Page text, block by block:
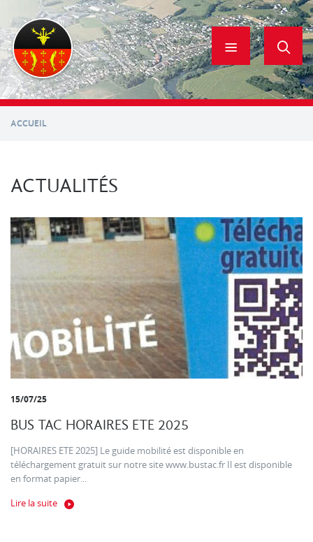
contenu
principal
ACCUEIL
ACTUALITÉS
15/07/25
BUS TAC HORAIRES ETE 2025
[HORAIRES ETE 2025] Le guide mobilité est disponible en
téléchargement gratuit sur notre site www.bustac.fr Il est disponible
en format papier...
Lire la suite